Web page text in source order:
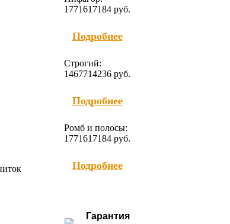
1771617184 руб.
Подробнее
Строгий:
1467714236 руб.
Подробнее
Ромб и полосы:
1771617184 руб.
Подробнее
Гарантия